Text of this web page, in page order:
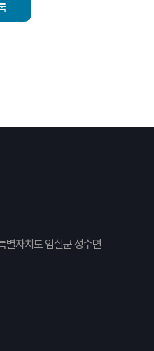
별자치도 임실군 성수면